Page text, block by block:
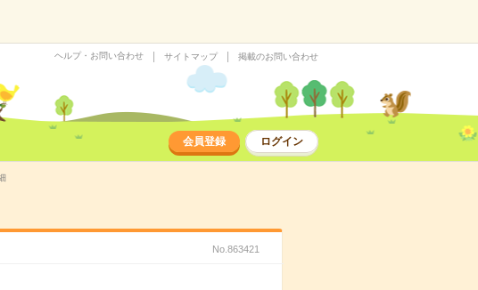
ヘルプ・お問い合わせ サイトマップ 掲載のお問い合わせ
会員登録 ログイン
No.863421